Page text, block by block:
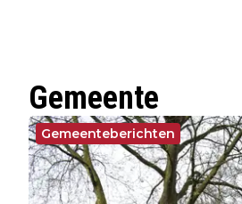
Gemeente
Gemeenteberichten